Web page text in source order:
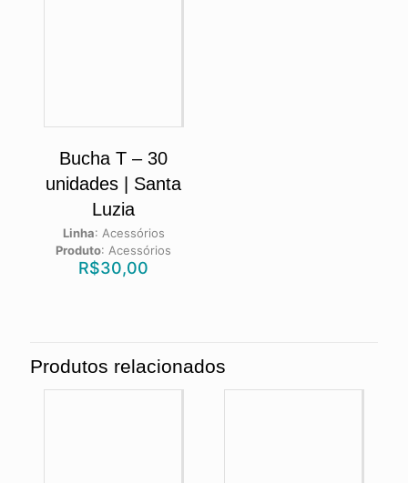
Bucha T – 30
unidades | Santa
Luzia
Linha: Acessórios
Produto:Acessórios
R$30,00
Produtos relacionados